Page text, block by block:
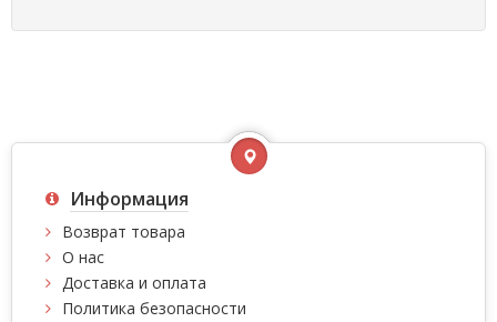
Информация
Возврат товара
О нас
Доставка и оплата
Политика безопасности